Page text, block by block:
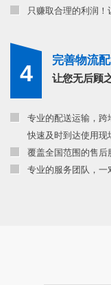
只赚取合理的利润
4
完善物流
让您无后顾
专业的配送运输，
快速及时到达使用现
覆盖全国范围的售后
专业的服务团队，一